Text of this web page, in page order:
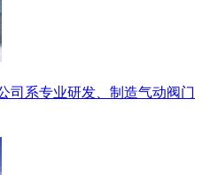
司系专业研发、制造气动阀门